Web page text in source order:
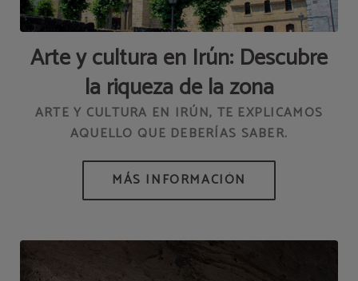
Arte y cultura en Irún: Descubre
la riqueza de la zona
ARTE Y CULTURA EN IRÚN, TE EXPLICAMOS
AQUELLO QUE DEBERÍAS SABER.